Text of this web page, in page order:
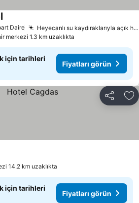
Daire Heyecanlı su kaydıraklarıyla açık havuz
merkezi 1.3 km uzaklıkta
için tarihleri
Fiyatları görün
Paylaş
14.2 km uzaklıkta
için tarihleri
Fiyatları görün